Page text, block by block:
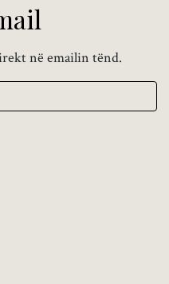
në emailin tënd.